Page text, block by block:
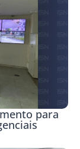
para